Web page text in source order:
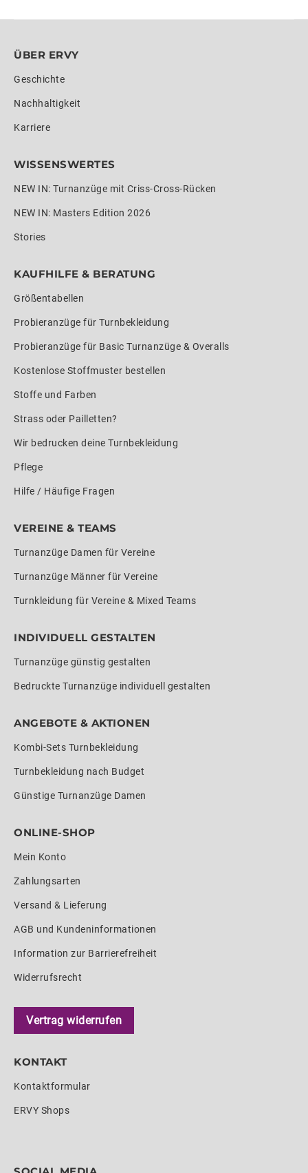
ÜBER ERVY
Geschichte
Nachhaltigkeit
Karriere
WISSENSWERTES
NEW IN: Turnanzüge mit Criss-Cross-Rücken
NEW IN: Masters Edition 2026
Stories
KAUFHILFE & BERATUNG
Größentabellen
Probieranzüge für Turnbekleidung
Probieranzüge für Basic Turnanzüge & Overalls
Kostenlose Stoffmuster bestellen
Stoffe und Farben
Strass oder Pailletten?
Wir bedrucken deine Turnbekleidung
Pflege
Hilfe / Häufige Fragen
VEREINE & TEAMS
Turnanzüge Damen für Vereine
Turnanzüge Männer für Vereine
Turnkleidung für Vereine & Mixed Teams
INDIVIDUELL GESTALTEN
Turnanzüge günstig gestalten
Bedruckte Turnanzüge individuell gestalten
ANGEBOTE & AKTIONEN
Kombi-Sets Turnbekleidung
Turnbekleidung nach Budget
Günstige Turnanzüge Damen
ONLINE-SHOP
Mein Konto
Zahlungsarten
Versand & Lieferung
AGB und Kundeninformationen
Information zur Barrierefreiheit
Widerrufsrecht
Vertrag widerrufen
KONTAKT
Kontaktformular
ERVY Shops